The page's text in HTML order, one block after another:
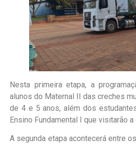
Nesta primeira etapa, a
alunos do Maternal II das creches
de 4 e 5 anos, além dos
Ensino Fundamental I que visitarão a
A segunda etapa acontecerá entre